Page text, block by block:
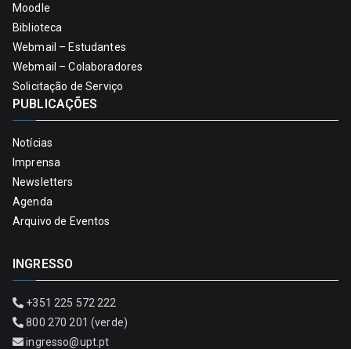
Moodle
Biblioteca
Webmail – Estudantes
Webmail – Colaboradores
Solicitação de Serviço
PUBLICAÇÕES
Notícias
Imprensa
Newsletters
Agenda
Arquivo de Eventos
INGRESSO
+351 225 572 222
800 270 201 (verde)
ingresso@upt.pt